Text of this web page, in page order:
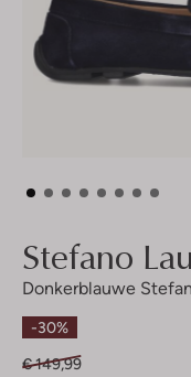
Stefano
Donkerblauwe
-30%
€ 149,99